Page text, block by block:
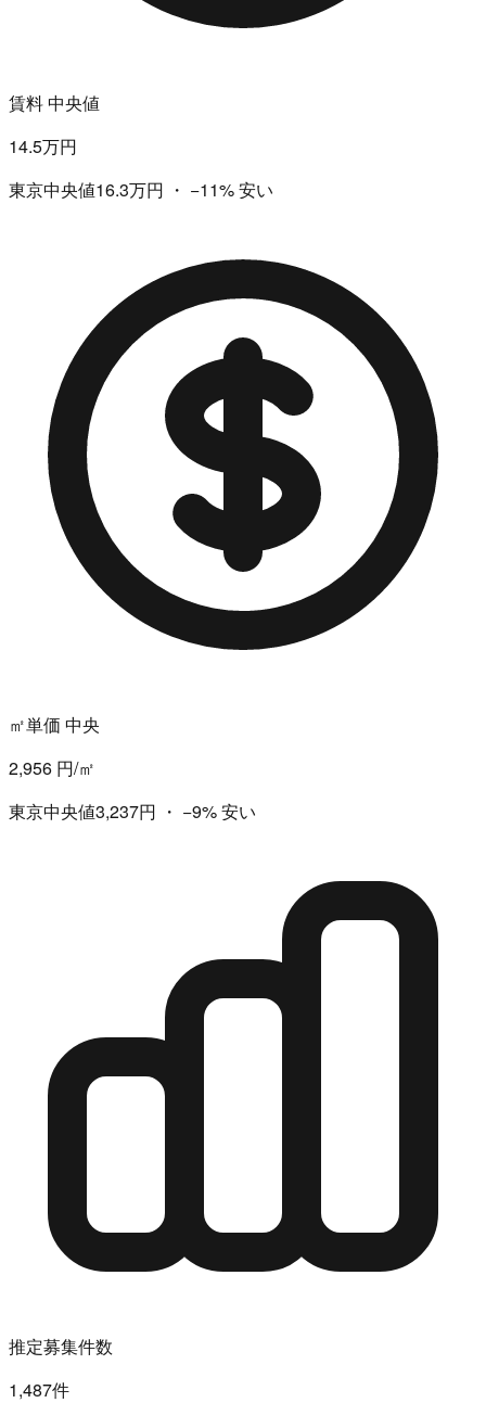
賃料 中央値
14.5万円
東京中央値16.3万円 ・ −11%安い
㎡単価 中央
2,956 円/㎡
東京中央値3,237円 ・ −9%安い
推定募集件数
1,487件